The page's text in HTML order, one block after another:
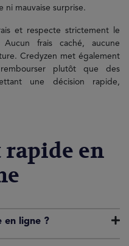
ni mauvaise surprise.
et respecte strictement le
frais caché, aucune
Credyzen met également
plutôt que des
une décision rapide,
rapide en
en ligne ?